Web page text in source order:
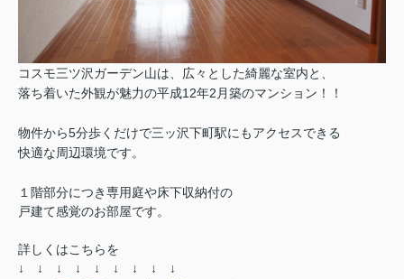
コスモ三ツ沢ガーデン山は、 広々とした綺麗な室内と、
落ち着いた外観が魅力の平成12年2月築のマンション！！
物件から5分歩くだけで三ッ沢下町駅にもアクセスできる
快適な周辺環境です。
１階部分につき専用庭や床下収納付の
戸建て感覚のお部屋です。
詳しくはこちらを
↓ ↓ ↓ ↓ ↓ ↓ ↓ ↓ ↓